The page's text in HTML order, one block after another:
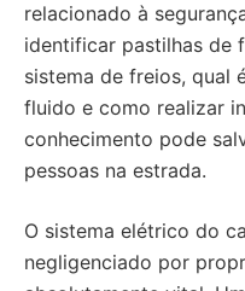
relacionado à
identificar pastilhas de
sistema de freios, qual
fluido e como realizar
conhecimento pode
pessoas na estrada.
O sistema elétrico do
negligenciado por